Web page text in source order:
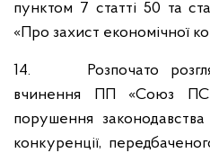
пунктом 7 статті 50 та
«Про захист економічної
14. Розпочато
вчинення ПП «Союз
порушення
конкуренції,